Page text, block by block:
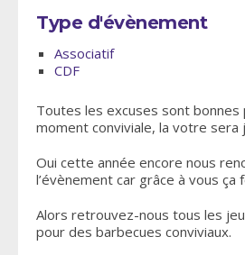
Type d'évènement
Associatif
CDF
Toutes les excuses sont bonnes
moment conviviale, la votre sera
Oui cette année encore nous
l’évènement car grâce à vous ça
Alors retrouvez-nous tous les
pour des barbecues conviviaux.